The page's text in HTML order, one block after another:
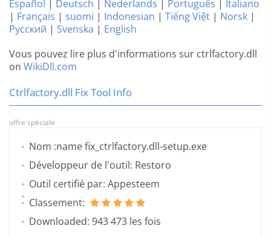
Español Deutsch Nederlands Português
Italiano
| Français | suomi | Indonesian | Tiếng Việt | Norsk |
Русский | Svenska | English
Vous pouvez lire plus d'informations sur ctrlfactory.dll
on WikiDll.com
Ctrlfactory.dll Fix Tool Info
offre spéciale
Nom :name fix_ctrlfactory.dll-setup.exe
Développeur de l'outil: Restoro
Outil certifié par: Appesteem
Classement:
Downloaded: 943 473 les fois